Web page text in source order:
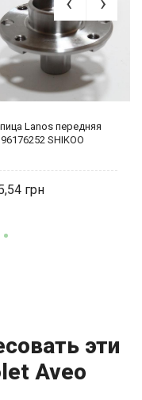
Lanos передняя
SHIKOO
эти
Aveo